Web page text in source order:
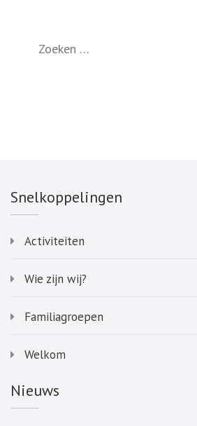
Snelkoppelingen
Activiteiten
Wie zijn wij?
Familiagroepen
Welkom
Nieuws